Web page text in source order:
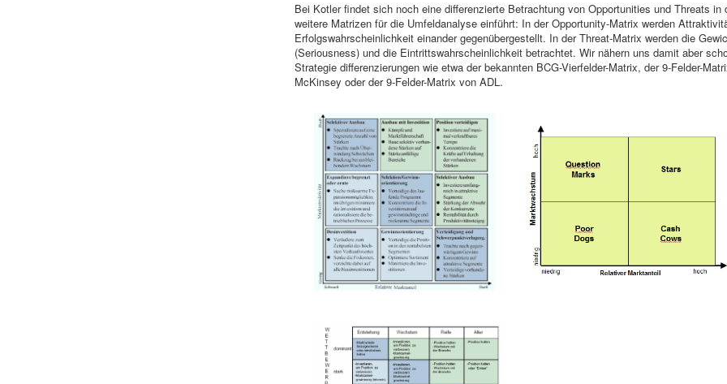
Bei Kotler findet sich noch eine differenzierte Betrachtung von Opportunities und Threats in
weitere Matrizen für die Umfeldanalyse einführt: In der Opportunity-Matrix werden
Erfolgswahrscheinlichkeit einander gegenübergestellt. In der Threat-Matrix werden die
(Seriousness) und die Eintrittswahrscheinlichkeit betrachtet. Wir nähern uns damit aber
Strategie differenzierungen wie etwa der bekannten BCG-Vierfelder-Matrix, der 9-Felder-
McKinsey oder der 9-Felder-Matrix von ADL.